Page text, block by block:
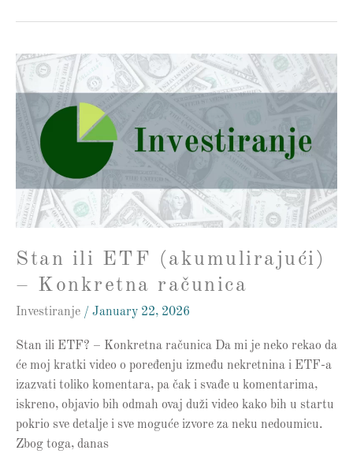
Stan ili ETF (akumulirajući)
– Konkretna računica
Investiranje / January 22, 2026
Stan ili ETF? – Konkretna računica Da mi je neko rekao da
će moj kratki video o poređenju između nekretnina i ETF-a
izazvati toliko komentara, pa čak i svađe u komentarima,
iskreno, objavio bih odmah ovaj duži video kako bih u startu
pokrio sve detalje i sve moguće izvore za neku nedoumicu.
Zbog toga, danas
Stan
ili
(akumulirajući)
Konkretna
računica